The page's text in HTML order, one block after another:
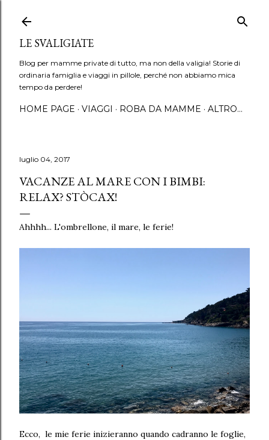
LE SVALIGIATE
Blog per mamme private di tutto, ma non della valigia! Storie di
ordinaria famiglia e viaggi in pillole, perché non abbiamo mica
tempo da perdere!
HOME PAGE VIAGGI ROBA DA MAMME ALTRO…
luglio 04, 2017
VACANZE AL MARE CON I BIMBI:
RELAX? STÒCAX!
Ahhhh... L'ombrellone, il mare, le ferie!
Ecco, le mie ferie inizieranno quando cadranno le foglie,